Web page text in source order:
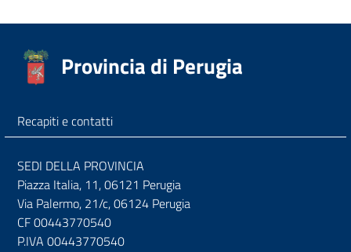
Provincia di Perugia
Recapiti e contatti
SEDI DELLA PROVINCIA
Piazza Italia, 11, 06121 Perugia
Via Palermo, 21/c, 06124 Perugia
CF 00443770540
P.IVA 00443770540